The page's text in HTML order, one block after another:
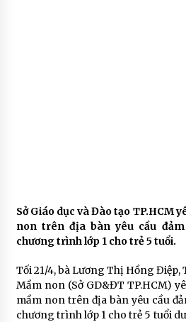
Sở Giáo dục và Đào tạo TP.HCM
non trên địa bàn yêu cầu
chương trình lớp 1 cho trẻ 5 tuổi.
Tối 21/4, bà Lương Thị Hồng
Mầm non (Sở GD&ĐT TP.HCM)
mầm non trên địa bàn yêu cầu
chương trình lớp 1 cho trẻ 5 tuổi